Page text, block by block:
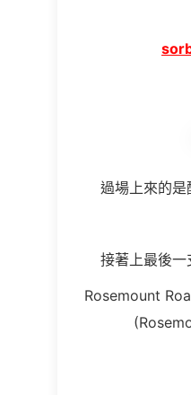
過場上來的
接著上最後一
Rosemount